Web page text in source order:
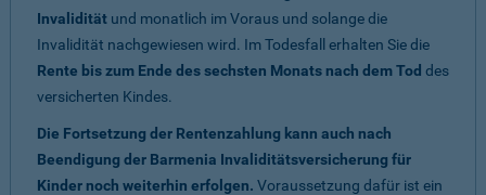
Invalidität und monatlich im Voraus und solange die
Invalidität nachgewiesen wird. Im Todesfall erhalten Sie die
Rente bis zum Ende des sechsten Monats nach dem Tod des
versicherten Kindes.
Die Fortsetzung der Rentenzahlung kann auch nach
Beendigung der Barmenia Invaliditätsversicherung für
Kinder noch weiterhin erfolgen. Voraussetzung dafür ist ein